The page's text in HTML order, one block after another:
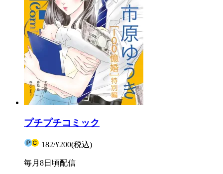
プチプチコミック
182/¥200(税込)
毎月8日頃配信